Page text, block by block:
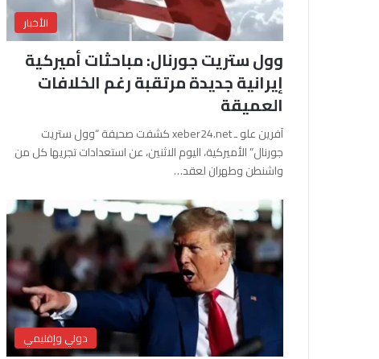
الأخبار
وول ستريت جورنال: مباحثات أميركية
إيرانية جديدة مرتقبة رغم الخلافات
العميقة
آفرين علو ـ xeber24.net كشفت صحيفة “وول ستريت
جورنال” الأميركية، اليوم الاثنين، عن استعدادات تجريها كل من
واشنطن وطهران لعقد…
دولي وإقليمي